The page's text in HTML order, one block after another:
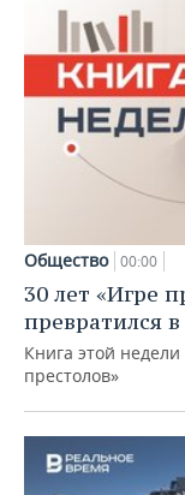
Общество 00:00
30 лет «Игре
превратился
Книга этой
престолов»